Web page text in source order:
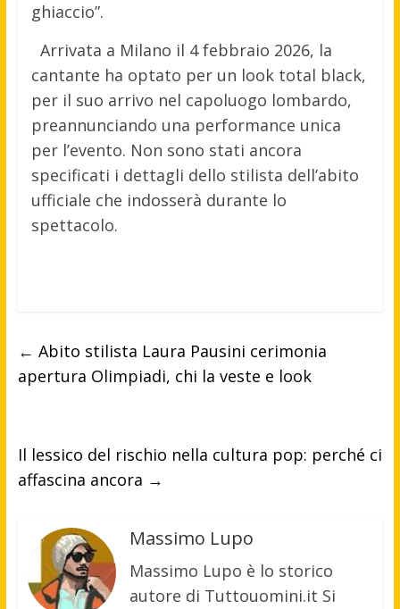
ghiaccio”.
Arrivata a Milano il 4 febbraio 2026, la
cantante ha optato per un look total black,
per il suo arrivo nel capoluogo lombardo,
preannunciando una performance unica
per l’evento. Non sono stati ancora
specificati i dettagli dello stilista dell’abito
ufficiale che indosserà durante lo
spettacolo.
← Abito stilista Laura Pausini cerimonia
apertura Olimpiadi, chi la veste e look
Il lessico del rischio nella cultura pop: perché ci
affascina ancora →
Massimo Lupo
Massimo Lupo è lo storico
autore di Tuttouomini.it Si